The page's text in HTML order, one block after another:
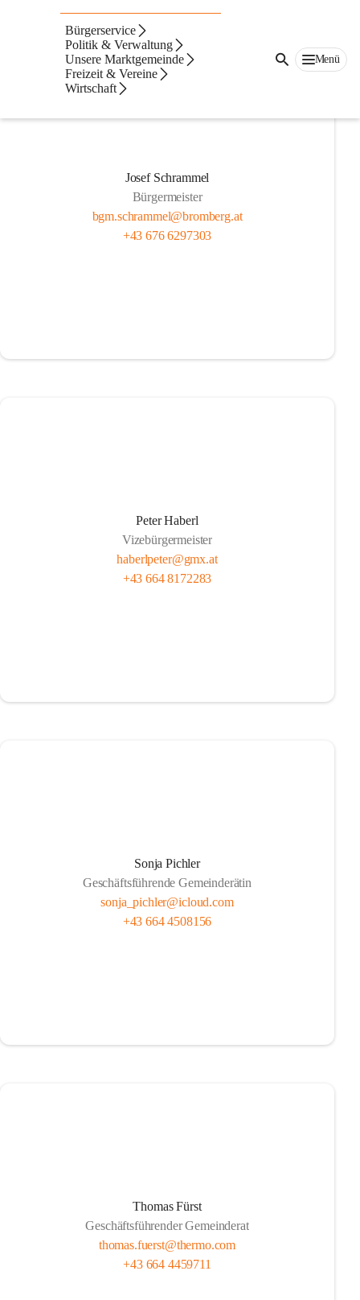
Bürgerservice
Politik & Verwaltung
Unsere Marktgemeinde
Freizeit & Vereine
Wirtschaft
Menü
Gemeinderat
Josef Schrammel
Bürgermeister
bgm.schrammel@bromberg.at
+43 676 6297303
Peter Haberl
Vizebürgermeister
haberlpeter@gmx.at
+43 664 8172283
Sonja Pichler
Geschäftsführende Gemeinderätin
sonja_pichler@icloud.com
+43 664 4508156
Thomas Fürst
Geschäftsführender Gemeinderat
thomas.fuerst@thermo.com
+43 664 4459711